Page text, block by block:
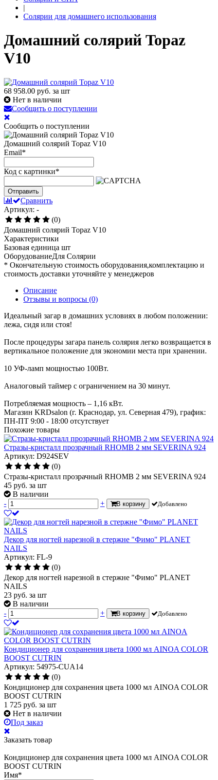
|
Солярии для домашнего использования
Домашний солярий Topaz
V10
68 958.00 руб. за шт
Нет в наличии
Сообщить о поступлении
Сообщить о поступлении
Домашний солярий Topaz V10
Email*
Код с картинки*
Отправить
Сравнить
Артикул: -
(0)
Домашний солярий Topaz V10
Характеристики
Базовая единица шт
ОборудованиеДля Солярии
* Окончательную стоимость оборудования,комплектацию и
стоимость доставки уточняйте у менеджеров
Описание
Отзывы и вопросы (0)
Идеальный загар в домашних условиях в любом положении:
лежа, сидя или стоя!
После процедуры загара панель солярия легко возвращается в
вертикальное положение для экономии места при хранении.
10 УФ-ламп мощностью 100Вт.
Аналоговый таймер с ограничением на 30 минут.
Потребляемая мощность – 1,16 кВт.
Магазин KRDsalon (г. Краснодар, ул. Северная 479), график:
ПН-ПТ 9:00 - 18:00 отсутствует
Похожие товары
Стразы-кристалл прозрачный RHOMB 2 мм SEVERINA 924
Артикул: D924SEV
(0)
Стразы-кристалл прозрачный RHOMB 2 мм SEVERINA 924
45 руб. за шт
В наличии
-
+ В корзину Добавлено
Декор для ногтей нарезной в стержне "Фимо" PLANET
NAILS
Артикул: FL-9
(0)
Декор для ногтей нарезной в стержне "Фимо" PLANET
NAILS
23 руб. за шт
В наличии
-
+ В корзину Добавлено
Кондиционер для сохранения цвета 1000 мл AINOA COLOR
BOOST CUTRIN
Артикул: 54975-CUA14
(0)
Кондиционер для сохранения цвета 1000 мл AINOA COLOR
BOOST CUTRIN
1 725 руб. за шт
Нет в наличии
Под заказ
Заказать товар
Кондиционер для сохранения цвета 1000 мл AINOA COLOR
BOOST CUTRIN
Имя*